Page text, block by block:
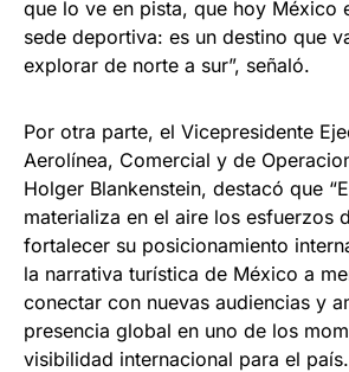
que lo ve en pista, que hoy México
sede deportiva: es un destino que
explorar de norte a sur”, señaló.
Por otra parte, el Vicepresidente
Aerolínea, Comercial y de
Holger Blankenstein, destacó que
materializa en el aire los esfuerzos
fortalecer su posicionamiento
la narrativa turística de México a
conectar con nuevas audiencias y
presencia global en uno de los
visibilidad internacional para el país.